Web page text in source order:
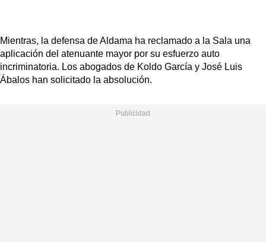
Mientras, la defensa de Aldama ha reclamado a la Sala una
aplicación del atenuante mayor por su esfuerzo auto
incriminatoria. Los abogados de Koldo García y José Luis
Ábalos han solicitado la absolución.